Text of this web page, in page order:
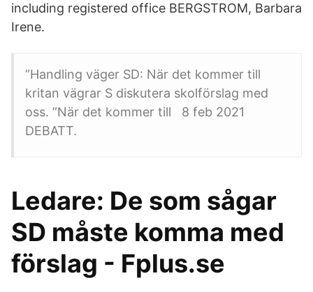
including registered office BERGSTROM, Barbara
Irene.
”Handling väger SD: När det kommer till
kritan vägrar S diskutera skolförslag med
oss. ”När det kommer till 8 feb 2021
DEBATT.
Ledare: De som sågar
SD måste komma med
förslag - Fplus.se